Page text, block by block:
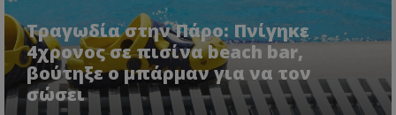
Τραγωδία στην Πάρο: Πνίγηκε
4χρονος σε πισίνα beach bar,
βούτηξε ο μπάρμαν για να τον
σώσει